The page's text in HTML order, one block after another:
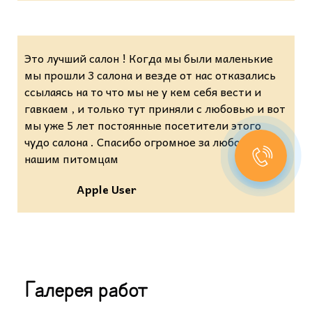
Это лучший салон ! Когда мы были маленькие
мы прошли 3 салона и везде от нас отказались
ссылаясь на то что мы не у кем себя вести и
гавкаем , и только тут приняли с любовью и вот
мы уже 5 лет постоянные посетители этого
чудо салона . Спасибо огромное за любовь к
нашим питомцам
Apple User
Галерея работ